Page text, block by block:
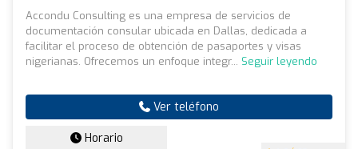
Accondu Consulting es una empresa de servicios de
documentación consular ubicada en Dallas, dedicada a
facilitar el proceso de obtención de pasaportes y visas
nigerianas. Ofrecemos un enfoque integr... Seguir leyendo
Ver teléfono
Horario